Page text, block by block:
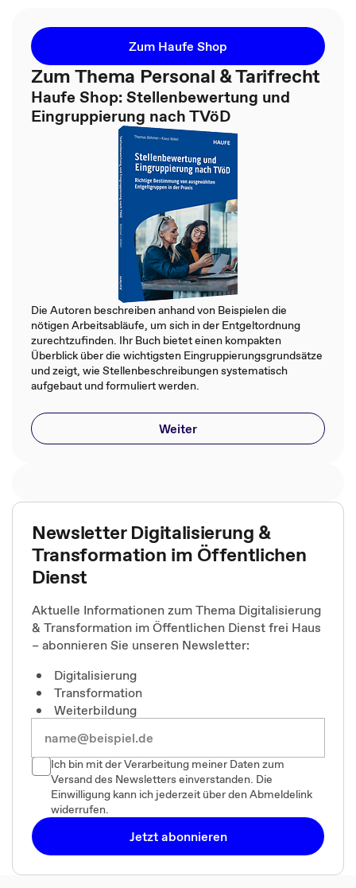
Zum Haufe Shop
Zum Thema Personal & Tarifrecht
Haufe Shop: Stellenbewertung und
Eingruppierung nach TVöD
Die Autoren beschreiben anhand von Beispielen die
nötigen Arbeitsabläufe, um sich in der Entgeltordnung
zurechtzufinden. Ihr Buch bietet einen kompakten
Überblick über die wichtigsten Eingruppierungsgrundsätze
und zeigt, wie Stellenbeschreibungen systematisch
aufgebaut und formuliert werden.
Weiter
Newsletter Digitalisierung &
Transformation im Öffentlichen
Dienst
Aktuelle Informationen zum Thema Digitalisierung
& Transformation im Öffentlichen Dienst frei Haus
– abonnieren Sie unseren Newsletter:
Digitalisierung
Transformation
Weiterbildung
Ich bin mit der Verarbeitung meiner Daten zum
Versand des Newsletters einverstanden. Die
Einwilligung kann ich jederzeit über den Abmeldelink
widerrufen.
Jetzt abonnieren